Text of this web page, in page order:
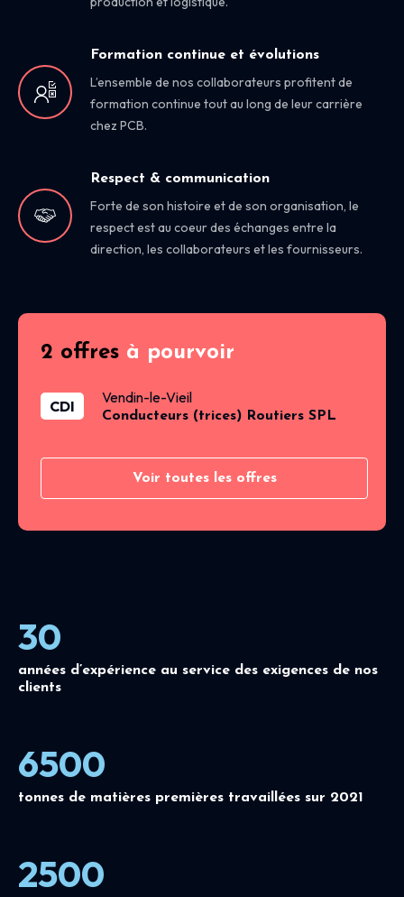
Formation continue et évolutions
L’ensemble de nos collaborateurs profitent de
formation continue tout au long de leur carrière
chez PCB.
Respect & communication
Forte de son histoire et de son organisation, le
respect est au coeur des échanges entre la
direction, les collaborateurs et les fournisseurs.
2 offres à pourvoir
CDI Vendin-le-Vieil
Conducteurs (trices) Routiers SPL
Voir toutes les offres
30
années d’expérience au service des exigences de nos
clients
6500
tonnes de matières premières travaillées sur 2021
2500